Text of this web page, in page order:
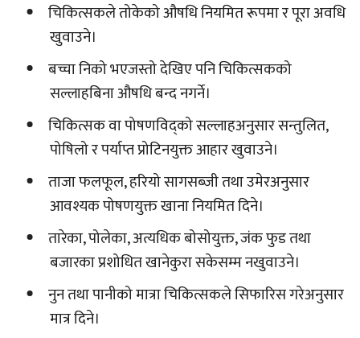
चिकित्सकले तोकेको औषधि नियमित रूपमा र पूरा अवधि
खुवाउने।
बच्चा निको भएजस्तो देखिए पनि चिकित्सकको
सल्लाहबिना औषधि बन्द नगर्ने।
चिकित्सक वा पोषणविद्को सल्लाहअनुसार सन्तुलित,
पोषिलो र पर्याप्त प्रोटिनयुक्त आहार खुवाउने।
ताजा फलफूल, हरियो सागसब्जी तथा उमेरअनुसार
आवश्यक पोषणयुक्त खाना नियमित दिने।
तारेका, पोलेका, अत्यधिक बोसोयुक्त, जंक फुड तथा
बजारका प्रशोधित खानेकुरा सकेसम्म नखुवाउने।
नुन तथा पानीको मात्रा चिकित्सकले सिफारिस गरेअनुसार
मात्र दिने।